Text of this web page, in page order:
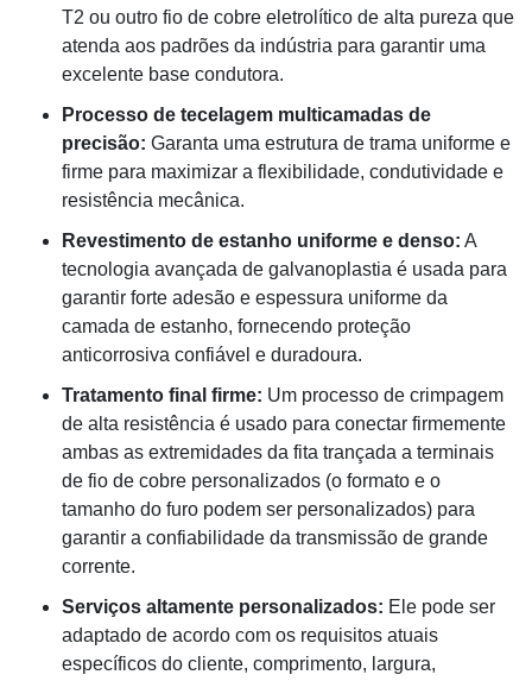
T2 ou outro fio de cobre eletrolítico de alta pureza que
atenda aos padrões da indústria para garantir uma
excelente base condutora.
Processo de tecelagem multicamadas de
precisão: Garanta uma estrutura de trama uniforme e
firme para maximizar a flexibilidade, condutividade e
resistência mecânica.
Revestimento de estanho uniforme e denso: A
tecnologia avançada de galvanoplastia é usada para
garantir forte adesão e espessura uniforme da
camada de estanho, fornecendo proteção
anticorrosiva confiável e duradoura.
Tratamento final firme: Um processo de crimpagem
de alta resistência é usado para conectar firmemente
ambas as extremidades da fita trançada a terminais
de fio de cobre personalizados (o formato e o
tamanho do furo podem ser personalizados) para
garantir a confiabilidade da transmissão de grande
corrente.
Serviços altamente personalizados: Ele pode ser
adaptado de acordo com os requisitos atuais
específicos do cliente, comprimento, largura,